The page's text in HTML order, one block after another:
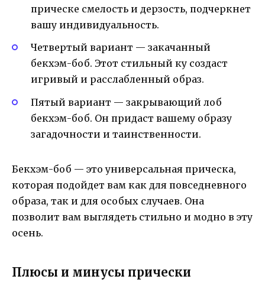
прическе смелость и дерзость, подчеркнет
вашу индивидуальность.
Четвертый вариант — закачанный
бекхэм-боб. Этот стильный ку создаст
игривый и расслабленный образ.
Пятый вариант — закрывающий лоб
бекхэм-боб. Он придаст вашему образу
загадочности и таинственности.
Бекхэм-боб — это универсальная прическа,
которая подойдет вам как для повседневного
образа, так и для особых случаев. Она
позволит вам выглядеть стильно и модно в эту
осень.
Плюсы и минусы прически